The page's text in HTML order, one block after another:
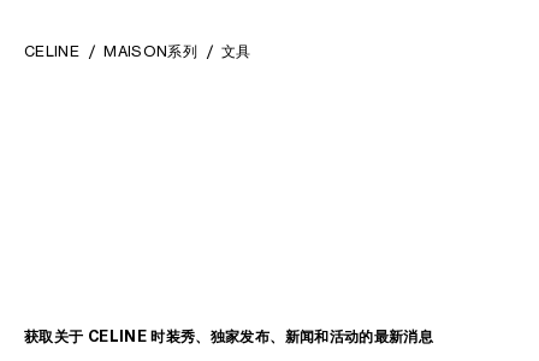
CELINE MAISON系列 文具
获取关于 CELINE 时装秀、独家发布、新闻和活动的最新消息